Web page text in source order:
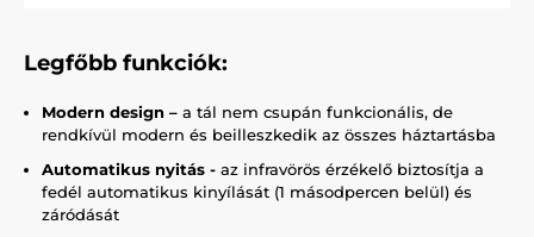
Legfőbb funkciók:
Modern design – a tál nem csupán funkcionális, de
rendkívül modern és beilleszkedik az összes háztartásba
Automatikus nyitás - az infravörös érzékelő biztosítja a
fedél automatikus kinyílását (1 másodpercen belül) és
záródását